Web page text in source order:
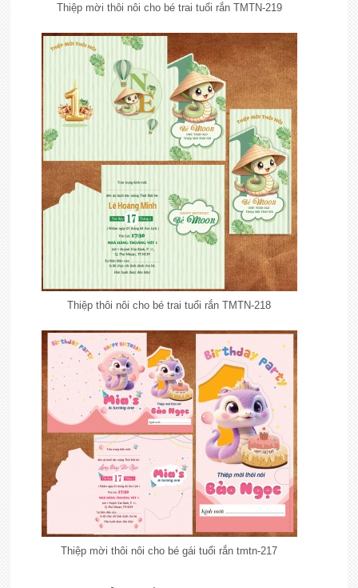
Thiệp mời thôi nôi cho bé trai tuổi rắn TMTN-219
Thiệp thôi nôi cho bé trai tuổi rắn TMTN-218
Thiệp mời thôi nôi cho bé gái tuổi rắn tmtn-217